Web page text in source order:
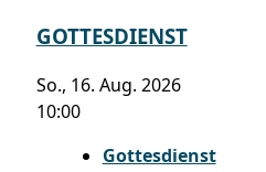
GOTTESDIENST
So., 16. Aug. 2026
10:00
Gottesdienst